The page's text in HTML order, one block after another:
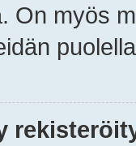
On myös